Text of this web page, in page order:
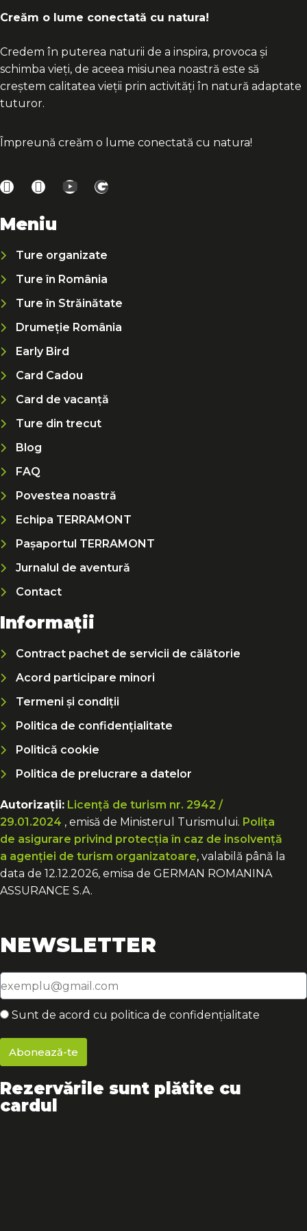
Creăm o lume conectată cu natura!
Credem în puterea naturii de a inspira, provoca și
schimba vieți, de aceea misiunea noastră este să
creștem calitatea vieții prin activități în natură adaptate
tuturor.
Împreună creăm o lume conectată cu natura!
Meniu
Ture organizate
Ture în România
Ture în Străinătate
Drumeție România
Early Bird
Card Cadou
Card de vacanță
Ture din trecut
Blog
FAQ
Povestea noastră
Echipa TERRAMONT
Pașaportul TERRAMONT
Jurnalul de aventură
Contact
Informații
Contract pachet de servicii de călătorie
Acord participare minori
Termeni și condiții
Politica de confidențialitate
Politică cookie
Politica de prelucrare a datelor
Autorizații: Licență de turism nr. 2942 /
29.01.2024 , emisă de Ministerul Turismului. Polița
de asigurare privind protecția în caz de insolvență
a agenției de turism organizatoare, valabilă până la
data de 12.12.2026, emisa de GERMAN ROMANINA
ASSURANCE S.A.
NEWSLETTER
Sunt de acord cu politica de confidențialitate
Abonează-te
Rezervările sunt plătite cu
cardul